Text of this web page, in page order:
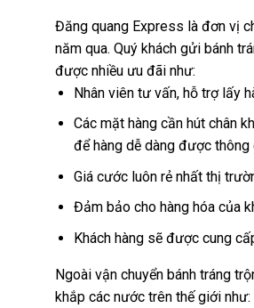
Đăng quang Express là đơn vị
năm qua. Quý khách gửi bánh
được nhiều ưu đãi như:
Nhân viên tư vấn, hỗ trợ lấy
Các mặt hàng cần hút chân
để hàng dễ dàng được thông
Giá cước luôn rẻ nhất thị
Đảm bảo cho hàng hóa của
Khách hàng sẽ được cung
Ngoài vận chuyển bánh tráng
khắp các nước trên thế giới như: